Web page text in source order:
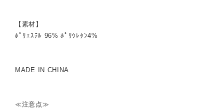
【素材】
ﾎﾟﾘｴｽﾃﾙ 96% ﾎﾟﾘｳﾚﾀﾝ4%
MADE IN CHINA
≪注意点≫